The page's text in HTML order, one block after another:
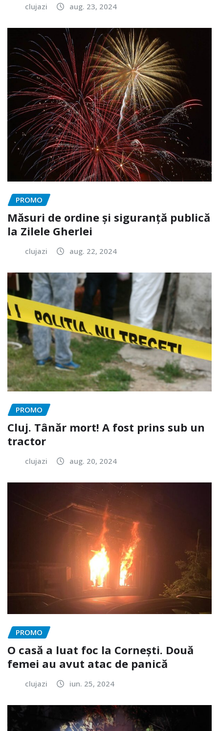
clujazi aug. 23, 2024
PROMO
Măsuri de ordine și siguranță publică
la Zilele Gherlei
clujazi aug. 22, 2024
PROMO
Cluj. Tânăr mort! A fost prins sub un
tractor
clujazi aug. 20, 2024
PROMO
O casă a luat foc la Cornești. Două
femei au avut atac de panică
clujazi iun. 25, 2024